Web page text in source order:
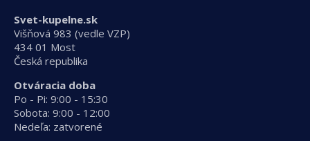
Svet-kupelne.sk
Višňová 983 (vedle VZP)
434 01 Most
Česká republika
Otváracia doba
Po - Pi: 9:00 - 15:30
Sobota: 9:00 - 12:00
Nedeľa: zatvorené